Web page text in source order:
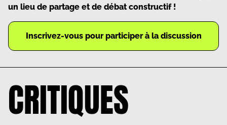
un lieu de partage et de débat constructif !
Inscrivez-vous pour participer à la discussion
CRITIQUES